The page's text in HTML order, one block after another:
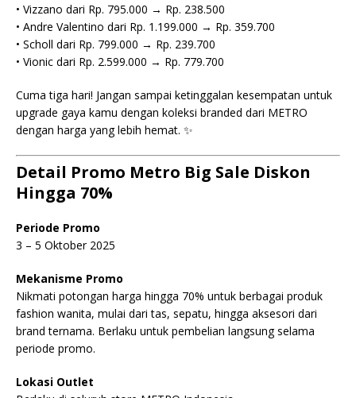
• Vizzano dari Rp. 795.000 → Rp. 238.500
• Andre Valentino dari Rp. 1.199.000 → Rp. 359.700
• Scholl dari Rp. 799.000 → Rp. 239.700
• Vionic dari Rp. 2.599.000 → Rp. 779.700
Cuma tiga hari! Jangan sampai ketinggalan kesempatan untuk
upgrade gaya kamu dengan koleksi branded dari METRO
dengan harga yang lebih hemat. ✨
Detail Promo Metro Big Sale Diskon
Hingga 70%
Periode Promo
3 – 5 Oktober 2025
Mekanisme Promo
Nikmati potongan harga hingga 70% untuk berbagai produk
fashion wanita, mulai dari tas, sepatu, hingga aksesori dari
brand ternama. Berlaku untuk pembelian langsung selama
periode promo.
Lokasi Outlet